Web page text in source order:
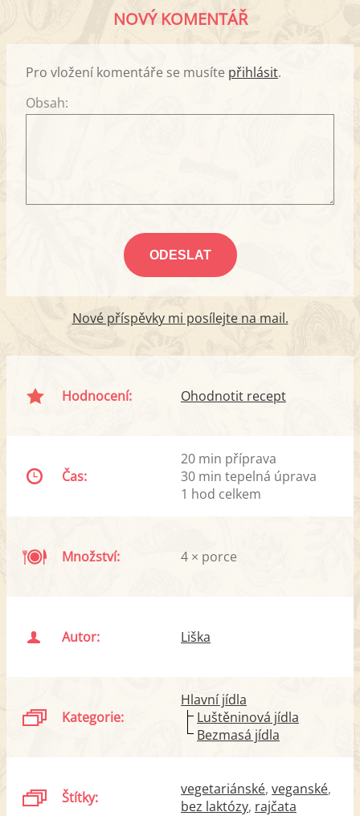
NOVÝ KOMENTÁŘ
Pro vložení komentáře se musíte přihlásit.
Obsah:
Nové příspěvky mi posílejte na mail.
Hodnocení: Ohodnotit recept
Čas:
20 min příprava
30 min tepelná úprava
1 hod celkem
Množství: 4 × porce
Autor: Liška
Kategorie:
Hlavní jídla
Luštěninová jídla
Bezmasá jídla
Štítky: vegetariánské veganské
bez laktózy rajčata